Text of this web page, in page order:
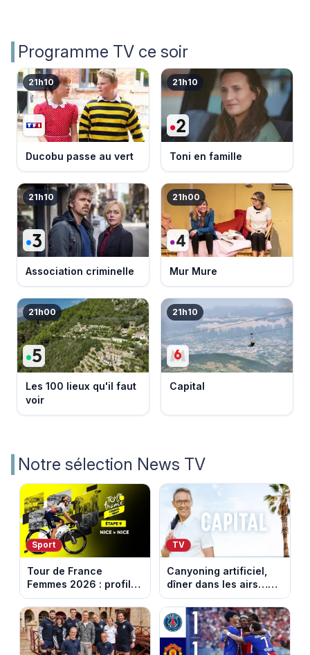
Programme TV ce soir
21h10
Ducobu passe au vert
21h10
Toni en famille
21h10
Association criminelle
21h00
Mur Mure
21h00
Les 100 lieux qu'il faut
voir
21h10
Capital
Notre sélection News TV
Sport
Tour de France
Femmes 2026 : profil
et horaires de la
dernière étape à Nice
TV
Canyoning artificiel,
dîner dans les airs…
les loisirs les plus fous
passés au crible dans
Capital